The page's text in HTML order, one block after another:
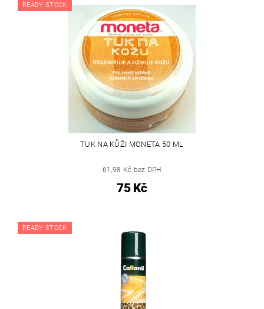
READY STOCK
TUK NA KŮŽI MONETA 50 ML
61,98 Kč bez DPH
75 Kč
READY STOCK